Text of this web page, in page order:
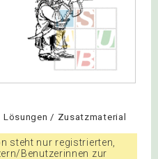
/ Zusatzmaterial
steht nur registrierten,
Benutzerinnen zur